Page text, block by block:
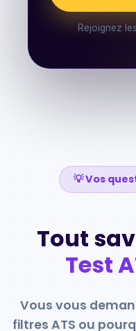
Rejoignez
💡 Vos
Tout
Test
Vous vous
filtres ATS ou